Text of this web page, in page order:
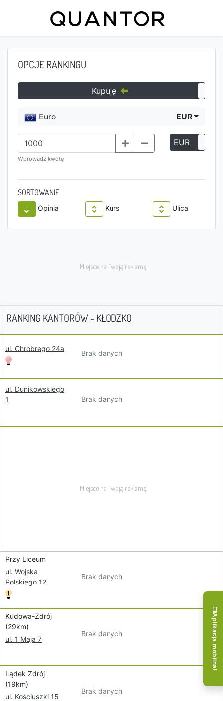
OPCJE RANKINGU
Kupuję
Euro EUR
Wprowadź kwotę
EUR
SORTOWANIE
Opinia Kurs Ulica
RANKING KANTORÓW - KŁODZKO
ul. Chrobrego 24a
Brak danych
ul. Dunikowskiego
1
Brak danych
Przy Liceum
ul. Wojska
Polskiego 12
Brak danych
Kudowa-Zdrój
(29km)
ul. 1 Maja 7
Brak danych
Lądek Zdrój
(19km)
ul. Kościuszki 15
Brak danych
Aplikacja mobilna!